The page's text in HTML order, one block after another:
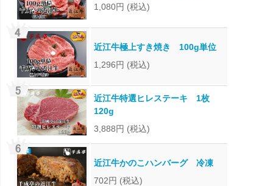
1,080円 (税込)
近江牛極上すき焼き 100g単位
1,296円 (税込)
近江牛特選ヒレステーキ 1枚
120g
3,888円 (税込)
近江牛かのこハンバーグ 冷凍
702円 (税込)